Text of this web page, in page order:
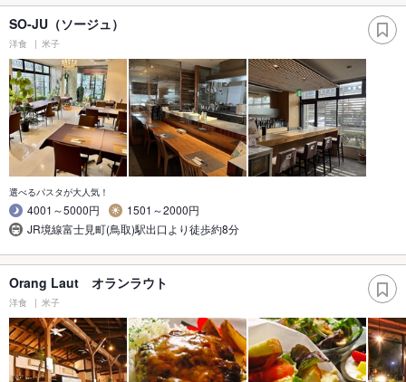
SO-JU（ソージュ）
洋食 米子
選べるパスタが大人気！
4001～5000円
1501～2000円
JR境線富士見町(鳥取)駅出口より徒歩約8分
Orang Laut オランラウト
洋食 米子